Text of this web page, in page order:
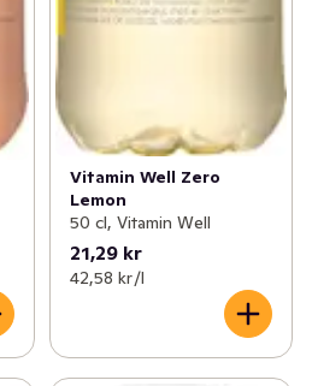
Vitamin Well Zero
Lemon
50 cl, Vitamin Well
21,29 kr
42,58 kr /l